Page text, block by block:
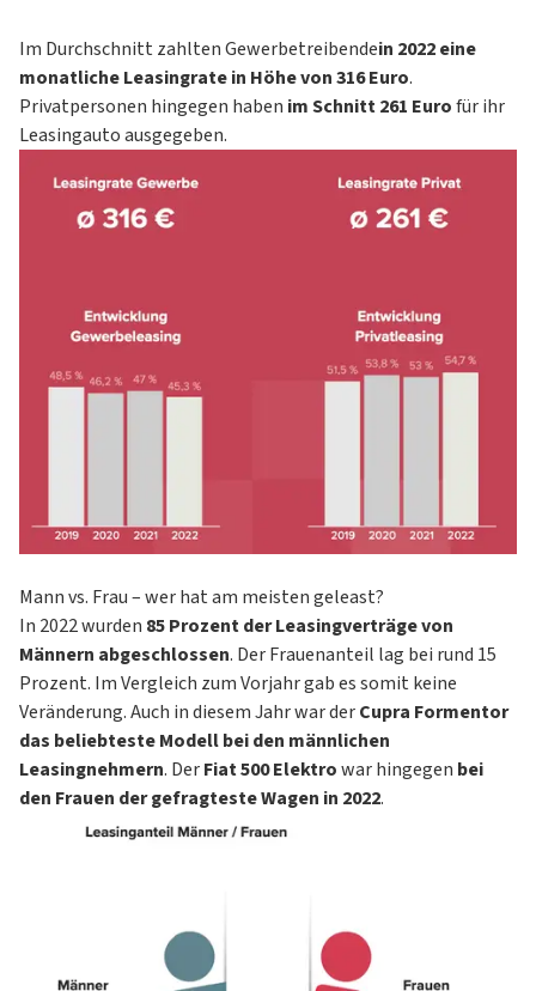
Im Durchschnitt zahltenGewerbetreibendein 2022 eine
monatliche Leasingrate in Höhe von 316 Euro.
Privatpersonen hingegen haben im Schnitt 261 Eurofür ihr
Leasingauto ausgegeben.
Mann vs. Frau – wer hat am meisten geleast?
In 2022 wurden 85 Prozent der Leasingverträge von
Männern abgeschlossen. Der Frauenanteil lag bei rund 15
Prozent. Im Vergleich zum Vorjahr gab es somit keine
Veränderung. Auch in diesem Jahr war derCupra Formentor
das beliebteste Modell bei den männlichen
Leasingnehmern. DerFiat 500 Elektrowar hingegen bei
den Frauen der gefragteste Wagen in 2022.